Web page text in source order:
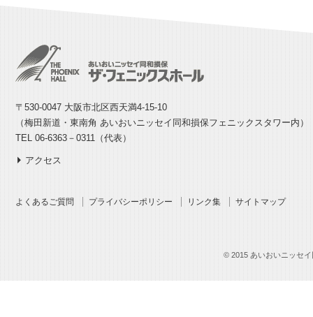
〒530-0047 大阪市北区西天満4-15-10
（梅田新道・東南角 あいおいニッセイ同和損保フェニックスタワー内）
TEL 06-6363－0311（代表）
アクセス
よくあるご質問 プライバシーポリシー リンク集 サイトマップ
© 2015 あいおいニッセ